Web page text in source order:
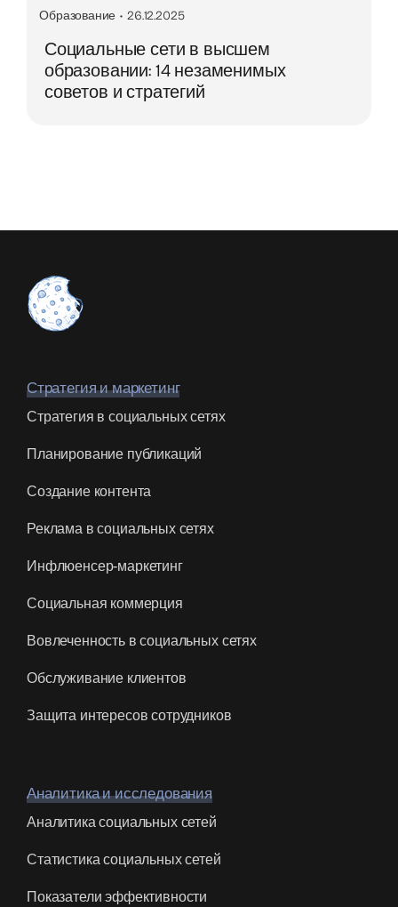
Образование • 26.12.2025
Социальные сети в высшем
образовании: 14 незаменимых
советов и стратегий
Стратегия и маркетинг
Стратегия в социальных сетях
Планирование публикаций
Создание контента
Реклама в социальных сетях
Инфлюенсер-маркетинг
Социальная коммерция
Вовлеченность в социальных сетях
Обслуживание клиентов
Защита интересов сотрудников
Аналитика и исследования
Аналитика социальных сетей
Статистика социальных сетей
Показатели эффективности